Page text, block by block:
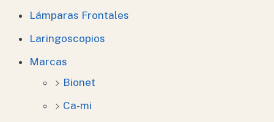
Lámparas Frontales
Laringoscopios
Marcas
Bionet
Ca-mi